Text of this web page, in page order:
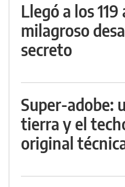
Llegó a los
milagroso
secreto
Super-adobe:
tierra y el
original